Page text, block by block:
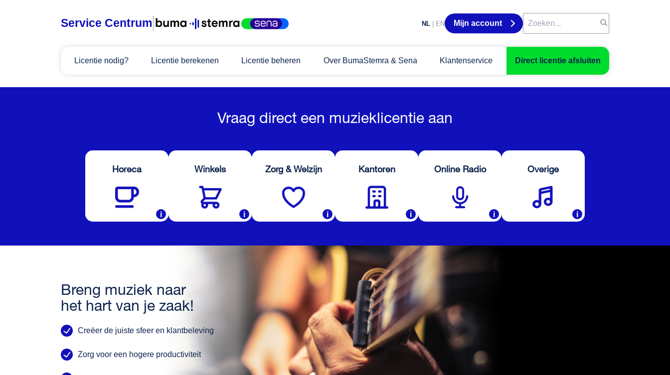
Service Centrum NL| EN Mijn account
Licentie nodig? Licentie berekenen Licentie beheren Over BumaStemra & Sena Klantenservice Direct licentie afsluiten
Vraag direct een muzieklicentie aan
Horeca
i
Winkels
i
Zorg & Welzijn
i
Kantoren
i
Online Radio
i
Overige
i
Breng muziek naar
het hart van je zaak!
Creëer de juiste sfeer en klantbeleving
Zorg voor een hogere productiviteit
Licentie beheren
Over BumaStemra & Sena
Nederlands